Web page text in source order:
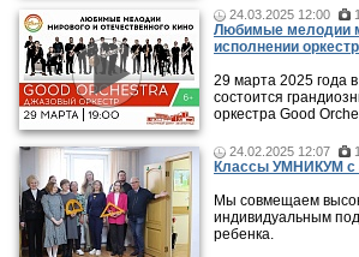
24.03.2025 12:00 1
Любимые мелодии
исполнении
29 марта 2025 года
состоится
оркестра Good
24.02.2025 12:07
Классы УМНИКУМ с
Мы совмещаем
индивидуальным
ребенка.